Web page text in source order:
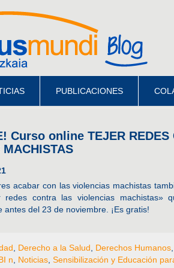
PUBLICACIONES
Curso online TEJER REDES
acabar con las violencias machistas
redes contra las violencias machistas»
antes del 23 de noviembre. ¡Es gratis!
Derecho a la Salud Derechos Humanos
n Noticias Sensibilización y Educación